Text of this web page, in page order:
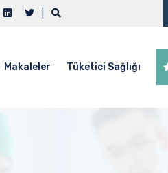
Makaleler Tüketici Sağlığı